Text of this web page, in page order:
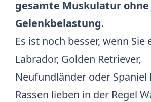
gesamte Muskulatur
Gelenkbelastung.
Es ist noch besser, wenn Sie
Labrador, Golden Retriever,
Neufundländer oder Spaniel
Rassen lieben in der Regel